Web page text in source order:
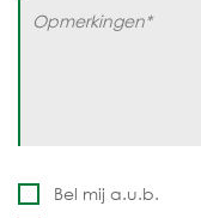
Bel mij a.u.b.